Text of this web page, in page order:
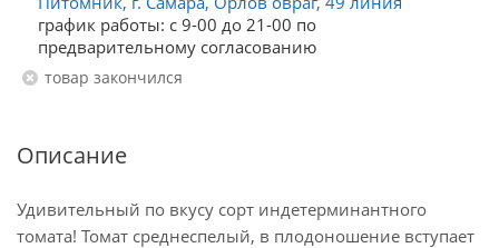
график работы: с 9-00 до 21-00 по
предварительному согласованию
Товар закончился
Описание
Удивительный по вкусу сорт индетерминантного
томата! Томат среднеспелый, в плодоношение вступает